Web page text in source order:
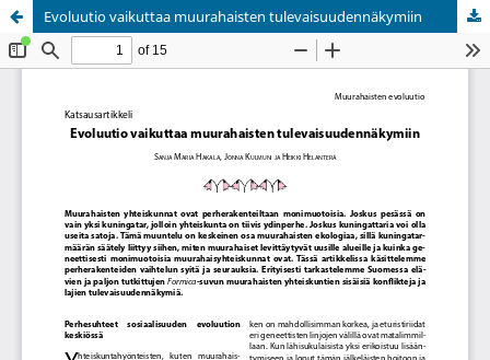
Evoluutio vaikuttaa muurahaisten tulevaisuudennäkymiin
Tieteellisten seurain valtuuskunta